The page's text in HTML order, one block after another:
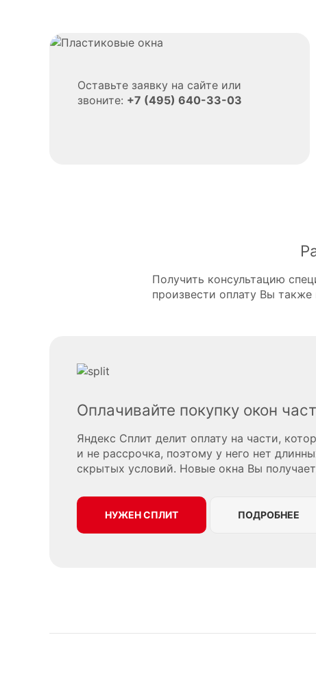
Оставьте заявку на сайте или
звоните: +7 (495) 640-33-03
Получить консультацию
произвести оплату Вы
Оплачивайте покупку окон
Яндекс Сплит делит оплату на части,
и не рассрочка, поэтому у него нет
скрытых условий. Новые окна Вы
НУЖЕН СПЛИТ ПОДРОБНЕЕ